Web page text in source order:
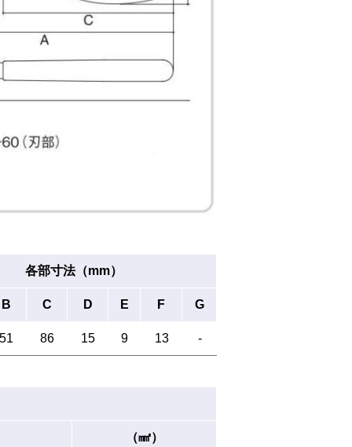
各部寸法（mm）
B C D E F G
51 86 15 9 13 -
（㎟）